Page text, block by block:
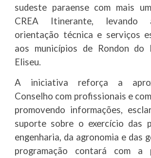
sudeste paraense com mais
CREA Itinerante, levando
orientação técnica e serviços
aos municípios de Rondon do
Eliseu.
A iniciativa reforça a
Conselho com profissionais e
promovendo informações,
suporte sobre o exercício das
engenharia, da agronomia e das
programação contará com a